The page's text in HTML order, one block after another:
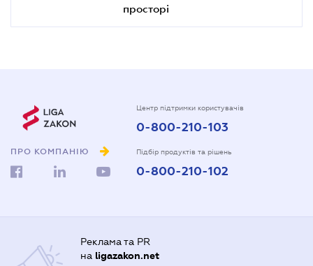
просторі
ПРО КОМПАНІЮ
Центр підтримки користувачів
0-800-210-103
Підбір продуктів та рішень
0-800-210-102
Реклама та PR
на ligazakon.net